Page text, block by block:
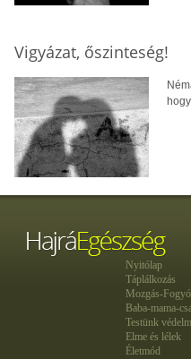
Vigyázat, őszinteség!
Nyitólap
Táplálkozás
Mozgás-
Baba-mama-
Testünk
Elme és lélek
Életmód